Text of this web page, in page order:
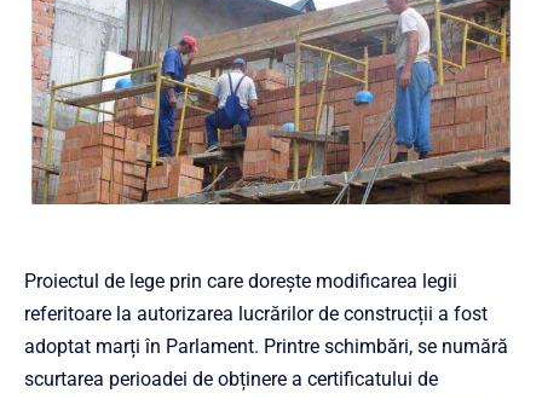
Proiectul de lege prin care dorește modificarea legii
referitoare la autorizarea lucrărilor de construcții a fost
adoptat marți în Parlament. Printre schimbări, se numără
scurtarea perioadei de obținere a certificatului de